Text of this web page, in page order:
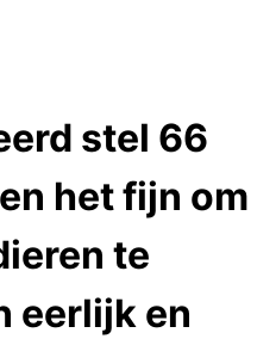
stel 66
het fijn om
te
eerlijk en